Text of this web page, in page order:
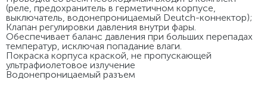
(реле, предохранитель в герметичном корпусе,
выключатель, водонепроницаемый Deutch-коннектор);
Клапан регулировки давления внутри фары.
Обеспечивает баланс давления при больших перепадах
температур, исключая попадание влаги.
Покраска корпуса краской, не пропускающей
ультрафиолетовое излучение
Водонепроницаемый разъем